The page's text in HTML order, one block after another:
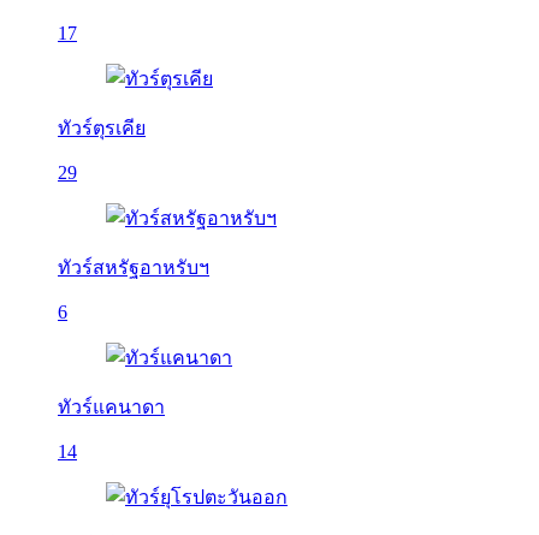
17
ทัวร์ตุรเคีย
29
ทัวร์สหรัฐอาหรับฯ
6
ทัวร์แคนาดา
14